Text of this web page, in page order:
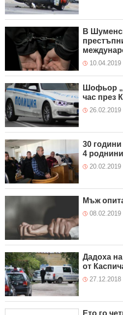
В
10.04.2019
Шофьор
час през
26.02.2019
30
4
20.02.2019
Мъж
08.02.2019
Дадоха
от
27.12.2018
Ето го